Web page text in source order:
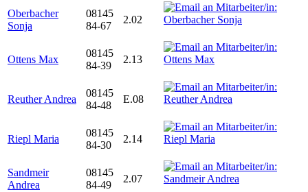
Oberbacher
Sonja
08145
84-67
2.02
Ottens Max
08145
84-39
2.13
Reuther Andrea
08145
84-48
E.08
Riepl Maria
08145
84-30
2.14
Sandmeir
Andrea
08145
84-49
2.07